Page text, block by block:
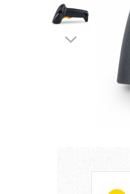
Plicuri ecommerce